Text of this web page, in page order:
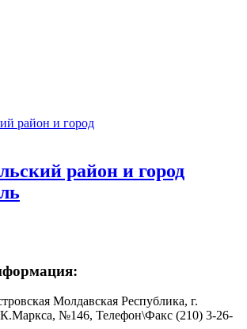
район и город
Молдавская Республика, г.
К.Маркса, №146, Телефон\Факс (210) 3-26-